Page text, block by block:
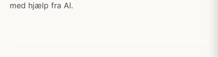
med hjælp fra AI.